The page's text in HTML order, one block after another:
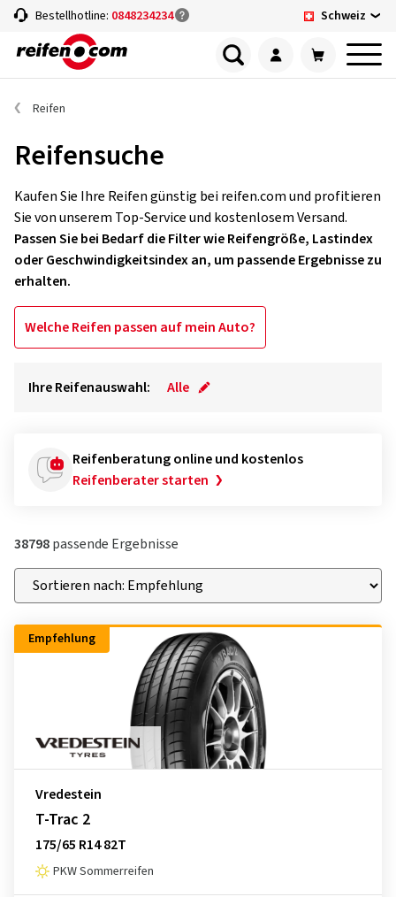
Bestellhotline: 0848234234 Schweiz
Reifen
Reifensuche
Kaufen Sie Ihre Reifen günstig bei reifen.com und profitieren
Sie von unserem Top-Service und kostenlosem Versand.
Passen Sie bei Bedarf die Filter wie Reifengröße, Lastindex
oder Geschwindigkeitsindex an, um passende Ergebnisse zu
erhalten.
Welche Reifen passen auf mein Auto?
Ihre Reifenauswahl: Alle
Reifenberatung online und kostenlos
Reifenberater starten
38798passende Ergebnisse
Empfehlung
Vredestein
T-Trac 2
175/65 R14 82T
PKW Sommerreifen